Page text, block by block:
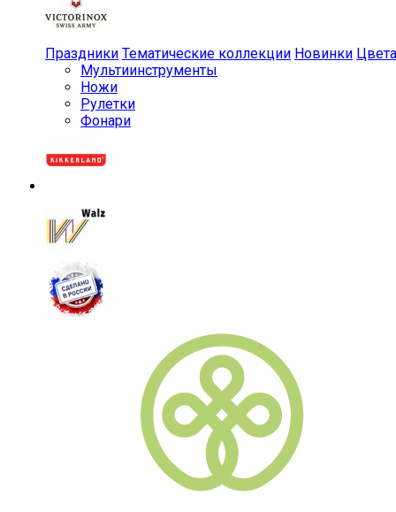
Праздники Тематические коллекции Новинки Цвета
Мульти­инструменты
Ножи
Рулетки
Фонари